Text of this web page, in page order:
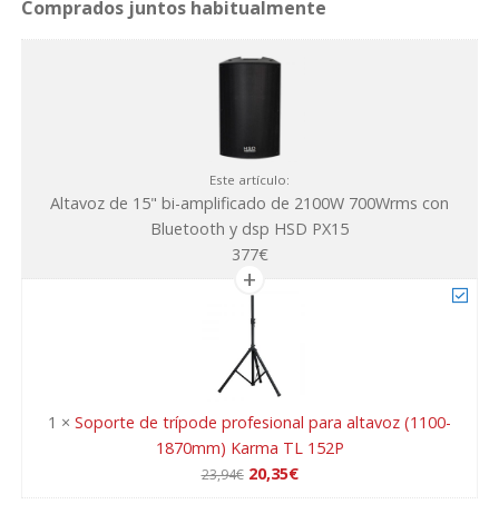
con
Este artículo:
Altavoz de 15" bi-amplificado de 2100W 700Wrms con
Bluetooth y dsp HSD PX15
377€
S
1 × Soporte de trípode profesional para altavoz (1100-
1870mm) Karma TL 152P
23,94€ El
precio
20,35€El
precio